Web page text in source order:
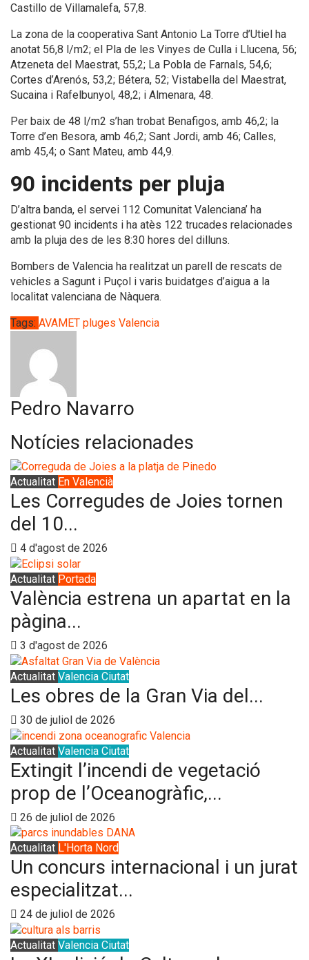
Castillo de Villamalefa, 57,8.
La zona de la cooperativa Sant Antonio La Torre d’Utiel ha
anotat 56,8 l/m2; el Pla de les Vinyes de Culla i Llucena, 56;
Atzeneta del Maestrat, 55,2; La Pobla de Farnals, 54,6;
Cortes d’Arenós, 53,2; Bétera, 52; Vistabella del Maestrat,
Sucaina i Rafelbunyol, 48,2; i Almenara, 48.
Per baix de 48 l/m2 s’han trobat Benafigos, amb 46,2; la
Torre d’en Besora, amb 46,2; Sant Jordi, amb 46; Calles,
amb 45,4; o Sant Mateu, amb 44,9.
90 incidents per pluja
D’altra banda, el servei 112 Comunitat Valenciana’ ha
gestionat 90 incidents i ha atès 122 trucades relacionades
amb la pluja des de les 8:30 hores del dilluns.
Bombers de Valencia ha realitzat un parell de rescats de
vehicles a Sagunt i Puçol i varis buidatges d’aigua a la
localitat valenciana de Nàquera.
Tags: AVAMET pluges Valencia
Pedro Navarro
Notícies relacionades
Actualitat En Valencià
Les Corregudes de Joies tornen
del 10...
4 d'agost de 2026
Actualitat Portada
València estrena un apartat en la
pàgina...
3 d'agost de 2026
Actualitat Valencia Ciutat
Les obres de la Gran Via del...
30 de juliol de 2026
Actualitat Valencia Ciutat
Extingit l’incendi de vegetació
prop de l’Oceanogràfic,...
26 de juliol de 2026
Actualitat L'Horta Nord
Un concurs internacional i un jurat
especialitzat...
24 de juliol de 2026
Actualitat Valencia Ciutat